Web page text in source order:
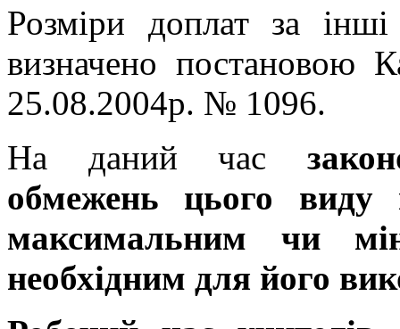
Розміри доплат за інші
визначено постановою
25.08.2004р. № 1096.
На даний час
обмежень цього виду
максимальним чи
необхідним для його